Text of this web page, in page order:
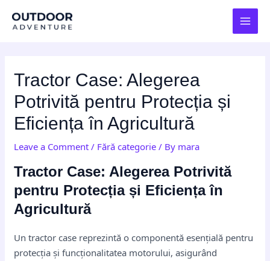
Tractor Case: Alegerea
Potrivită pentru Protecția și
Eficiența în Agricultură
Leave a Comment / Fără categorie / By mara
Tractor Case: Alegerea Potrivită
pentru Protecția și Eficiența în
Agricultură
Un tractor case reprezintă o componentă esențială pentru
protecția și funcționalitatea motorului, asigurând
navigation